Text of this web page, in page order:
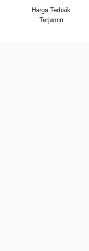
Harga Terbaik
Terjamin